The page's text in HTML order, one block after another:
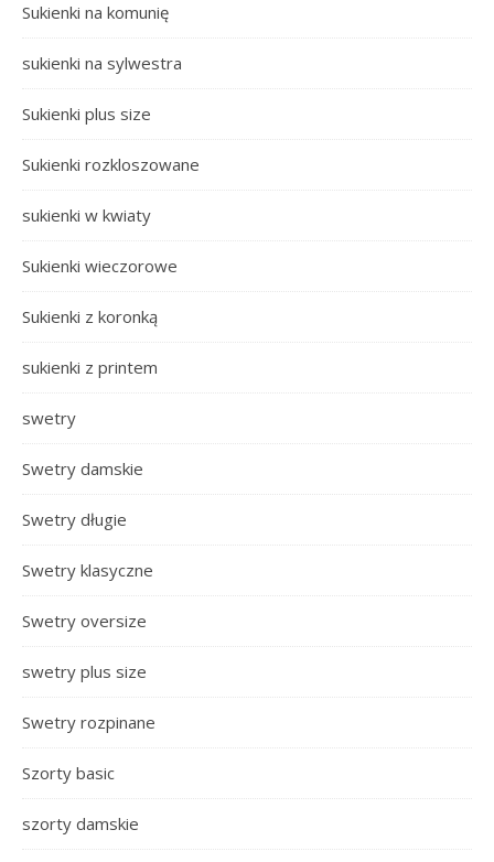
Sukienki na komunię
sukienki na sylwestra
Sukienki plus size
Sukienki rozkloszowane
sukienki w kwiaty
Sukienki wieczorowe
Sukienki z koronką
sukienki z printem
swetry
Swetry damskie
Swetry długie
Swetry klasyczne
Swetry oversize
swetry plus size
Swetry rozpinane
Szorty basic
szorty damskie